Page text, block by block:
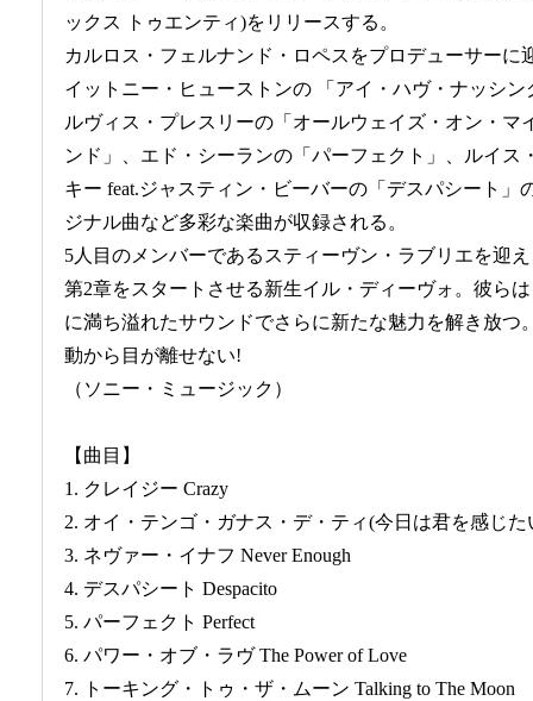
ックス トゥエンティ)をリリースする。
カルロス・フェルナンド・ロペスをプロデューサーに
イットニー・ヒューストンの 「アイ・ハヴ・ナッシン
ルヴィス・プレスリーの「オールウェイズ・オン・マ
ンド」、エド・シーランの「パーフェクト」、ルイス
キー feat.ジャスティン・ビーバーの「デスパシート
ジナル曲など多彩な楽曲が収録される。
5人目のメンバーであるスティーヴン・ラブリエを迎
第2章をスタートさせる新生イル・ディーヴォ。彼ら
に満ち溢れたサウンドでさらに新たな魅力を解き放つ
動から目が離せない!
（ソニー・ミュージック）
【曲目】
1. クレイジー Crazy
2. オイ・テンゴ・ガナス・デ・ティ(今日は君を感じた
3. ネヴァー・イナフ Never Enough
4. デスパシート Despacito
5. パーフェクト Perfect
6. パワー・オブ・ラヴ The Power of Love
7. トーキング・トゥ・ザ・ムーン Talking to The Moon